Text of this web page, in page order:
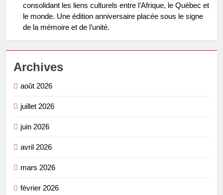
consolidant les liens culturels entre l’Afrique, le Québec et
le monde. Une édition anniversaire placée sous le signe
de la mémoire et de l’unité.
Archives
août 2026
juillet 2026
juin 2026
avril 2026
mars 2026
février 2026